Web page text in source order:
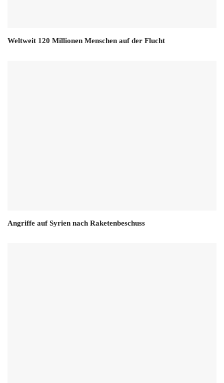
Weltweit 120 Millionen Menschen auf der Flucht
Angriffe auf Syrien nach Raketenbeschuss